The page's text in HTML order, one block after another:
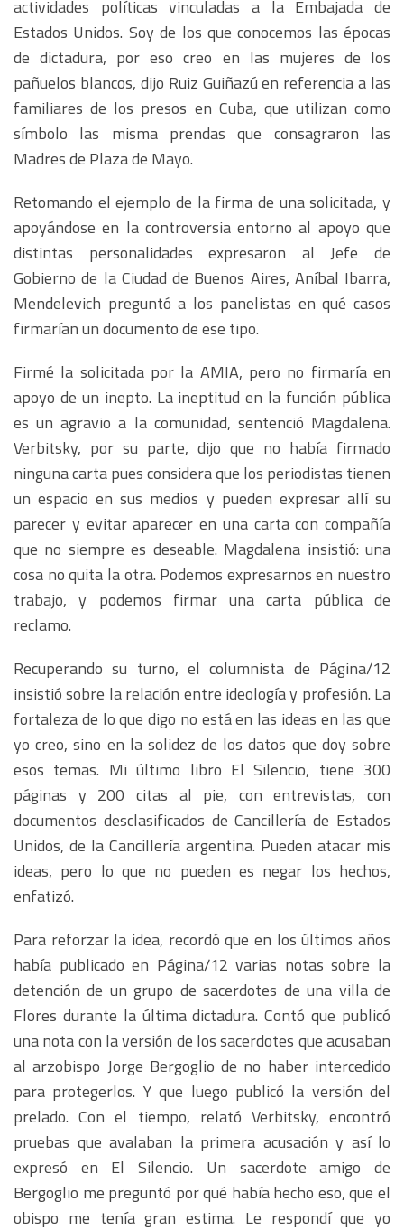
actividades políticas vinculadas a la Embajada de
Estados Unidos. Soy de los que conocemos las épocas
de dictadura, por eso creo en las mujeres de los
pañuelos blancos, dijo Ruiz Guiñazú en referencia a las
familiares de los presos en Cuba, que utilizan como
símbolo las misma prendas que consagraron las
Madres de Plaza de Mayo.
Retomando el ejemplo de la firma de una solicitada, y
apoyándose en la controversia entorno al apoyo que
distintas personalidades expresaron al Jefe de
Gobierno de la Ciudad de Buenos Aires, Aníbal Ibarra,
Mendelevich preguntó a los panelistas en qué casos
firmarían un documento de ese tipo.
Firmé la solicitada por la AMIA, pero no firmaría en
apoyo de un inepto. La ineptitud en la función pública
es un agravio a la comunidad, sentenció Magdalena.
Verbitsky, por su parte, dijo que no había firmado
ninguna carta pues considera que los periodistas tienen
un espacio en sus medios y pueden expresar allí su
parecer y evitar aparecer en una carta con compañía
que no siempre es deseable. Magdalena insistió: una
cosa no quita la otra. Podemos expresarnos en nuestro
trabajo, y podemos firmar una carta pública de
reclamo.
Recuperando su turno, el columnista de Página/12
insistió sobre la relación entre ideología y profesión. La
fortaleza de lo que digo no está en las ideas en las que
yo creo, sino en la solidez de los datos que doy sobre
esos temas. Mi último libro El Silencio, tiene 300
páginas y 200 citas al pie, con entrevistas, con
documentos desclasificados de Cancillería de Estados
Unidos, de la Cancillería argentina. Pueden atacar mis
ideas, pero lo que no pueden es negar los hechos,
enfatizó.
Para reforzar la idea, recordó que en los últimos años
había publicado en Página/12 varias notas sobre la
detención de un grupo de sacerdotes de una villa de
Flores durante la última dictadura. Contó que publicó
una nota con la versión de los sacerdotes que acusaban
al arzobispo Jorge Bergoglio de no haber intercedido
para protegerlos. Y que luego publicó la versión del
prelado. Con el tiempo, relató Verbitsky, encontró
pruebas que avalaban la primera acusación y así lo
expresó en El Silencio. Un sacerdote amigo de
Bergoglio me preguntó por qué había hecho eso, que el
obispo me tenía gran estima. Le respondí que yo